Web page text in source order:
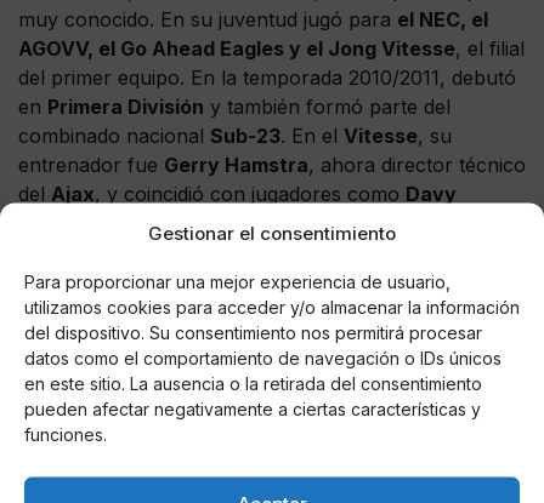
Gestionar el consentimiento
Para proporcionar una mejor experiencia de usuario,
utilizamos cookies para acceder y/o almacenar la información
del dispositivo. Su consentimiento nos permitirá procesar
datos como el comportamiento de navegación o IDs únicos
en este sitio. La ausencia o la retirada del consentimiento
pueden afectar negativamente a ciertas características y
funciones.
muy conocido. En su juventud jugó para el NEC, el
AGOVV, el Go Ahead Eagles y el Jong Vitesse, el filial
del primer equipo. En la temporada 2010/2011, debutó
en Primera División y también formó parte del
combinado nacional Sub-23. En el Vitesse, su
entrenador fue Gerry Hamstra, ahora director técnico
del Ajax, y coincidió con jugadores como Davy
Propper, Marco van Ginkel e Ismaïl Aisatti
AUTOR
J. C. RUBIO
Redactor de COLUMNA CERO
especializado en Televisión, Casa Real,
(noticias virales sobre políticos y famosos),